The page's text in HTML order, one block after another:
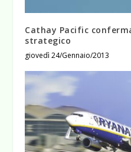
Cathay Pacific
strategico
giovedì 24/Gennaio/2013